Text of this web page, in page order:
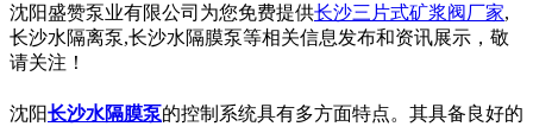
沈阳盛赞泵业有限公司为您免费提供长沙三片式矿浆阀厂家,
长沙水隔离泵,长沙水隔膜泵等相关信息发布和资讯展示，敬
请关注！
沈阳长沙水隔膜泵的控制系统具有多方面特点。其具备良好的